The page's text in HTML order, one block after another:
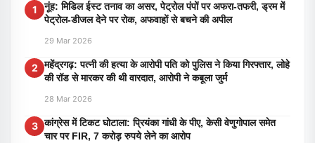
1
नूंह: मिडिल ईस्ट तनाव का असर, पेट्रोल पंपों पर अफरा-तफरी, ड्रम में
पेट्रोल-डीजल देने पर रोक, अफवाहों से बचने की अपील
29 Mar 2026
2
महेंद्रगढ़: पत्नी की हत्या के आरोपी पति को पुलिस ने किया गिरफ्तार, लोहे
की रॉड से मारकर की थी वारदात, आरोपी ने कबूला जुर्म
28 Mar 2026
3 कांग्रेस में टिकट घोटाला: प्रियंका गांधी के पीए, केसी वेणुगोपाल समेत
चार पर FIR, 7 करोड़ रुपये लेने का आरोप